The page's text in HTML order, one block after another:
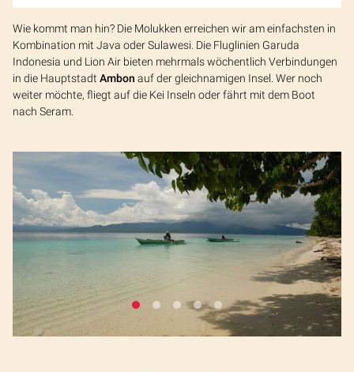
Wie kommt man hin? Die Molukken erreichen wir am einfachsten in
Kombination mit Java oder Sulawesi. Die Fluglinien Garuda
Indonesia und Lion Air bieten mehrmals wöchentlich Verbindungen
in die Hauptstadt Ambon auf der gleichnamigen Insel. Wer noch
weiter möchte, fliegt auf die Kei Inseln oder fährt mit dem Boot
nach Seram.